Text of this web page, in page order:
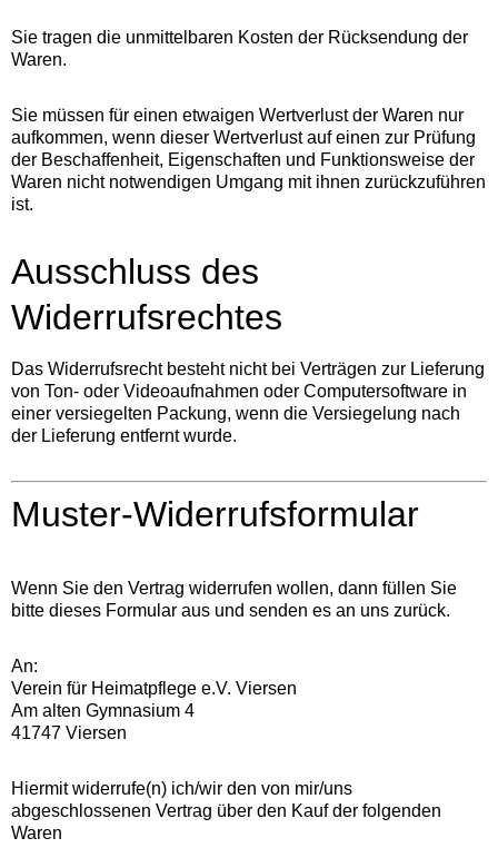
Sie tragen die unmittelbaren Kosten der Rücksendung der
Waren.
Sie müssen für einen etwaigen Wertverlust der Waren nur
aufkommen, wenn dieser Wertverlust auf einen zur Prüfung
der Beschaffenheit, Eigenschaften und Funktionsweise der
Waren nicht notwendigen Umgang mit ihnen zurückzuführen
ist.
Ausschluss des
Widerrufsrechtes
Das Widerrufsrecht besteht nicht bei Verträgen zur Lieferung
von Ton- oder Videoaufnahmen oder Computersoftware in
einer versiegelten Packung, wenn die Versiegelung nach
der Lieferung entfernt wurde.
Muster-Widerrufsformular
Wenn Sie den Vertrag widerrufen wollen, dann füllen Sie
bitte dieses Formular aus und senden es an uns zurück.
An:
Verein für Heimatpflege e.V. Viersen
Am alten Gymnasium 4
41747 Viersen
Hiermit widerrufe(n) ich/wir den von mir/uns
abgeschlossenen Vertrag über den Kauf der folgenden
Waren